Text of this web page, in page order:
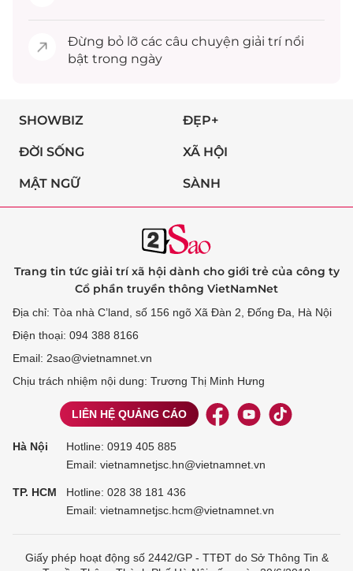
Đừng bỏ lỡ các câu chuyện giải trínổi
bật trong ngày
SHOWBIZ ĐẸP+
ĐỜI SỐNG XÃ HỘI
MẬT NGỮ SÀNH
Trang tin tức giải trí xã hội dành cho giới trẻ của công ty
Cổ phần truyền thông VietNamNet
Địa chỉ: Tòa nhà C’land, số 156 ngõ Xã Đàn 2, Đống Đa, Hà Nội
Điện thoại: 094 388 8166
Email: 2sao@vietnamnet.vn
Chịu trách nhiệm nội dung: Trương Thị Minh Hưng
LIÊN HỆ QUẢNG CÁO
Hà Nội Hotline: 0919 405 885
Email: vietnamnetjsc.hn@vietnamnet.vn
TP. HCM Hotline: 028 38 181 436
Email: vietnamnetjsc.hcm@vietnamnet.vn
Giấy phép hoạt động số 2442/GP - TTĐT do Sở Thông Tin &